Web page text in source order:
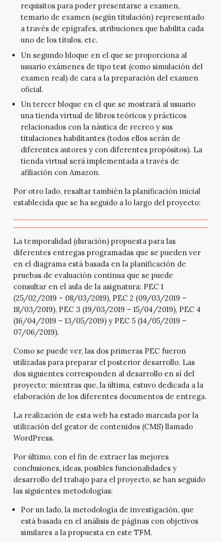
requisitos para poder presentarse a examen,
temario de examen (según titulación) representado
a través de epígrafes, atribuciones que habilita cada
uno de los títulos, etc.
Un segundo bloque en el que se proporciona al
usuario exámenes de tipo test (como simulación del
examen real) de cara a la preparación del examen
oficial.
Un tercer bloque en el que se mostrará al usuario
una tienda virtual de libros teóricos y prácticos
relacionados con la náutica de recreo y sus
titulaciones habilitantes (todos ellos serán de
diferentes autores y con diferentes propósitos). La
tienda virtual será implementada a través de
afiliación con Amazon.
Por otro lado, resaltar también la planificación inicial
establecida que se ha seguido a lo largo del proyecto:
La temporalidad (duración) propuesta para las
diferentes entregas programadas que se pueden ver
en el diagrama está basada en la planificación de
pruebas de evaluación continua que se puede
consultar en el aula de la asignatura: PEC 1
(25/02/2019 – 08/03/2019), PEC 2 (09/03/2019 –
18/03/2019), PEC 3 (19/03/2019 – 15/04/2019), PEC 4
(16/04/2019 – 13/05/2019) y PEC 5 (14/05/2019 –
07/06/2019).
Como se puede ver, las dos primeras PEC fueron
utilizadas para preparar el posterior desarrollo. Las
dos siguientes corresponden al desarrollo en sí del
proyecto; mientras que, la última, estuvo dedicada a la
elaboración de los diferentes documentos de entrega.
La realización de esta web ha estado marcada por la
utilización del gestor de contenidos (CMS) llamado
WordPress.
Por último, con el fin de extraer las mejores
conclusiones, ideas, posibles funcionalidades y
desarrollo del trabajo para el proyecto, se han seguido
las siguientes metodologías:
Por un lado, la metodología de investigación, que
está basada en el análisis de páginas con objetivos
similares a la propuesta en este TFM.